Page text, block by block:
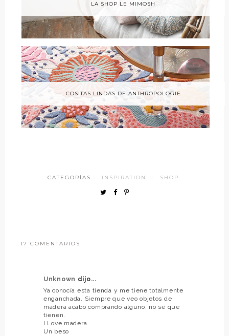
LA SHOP LE MIMOSH
COSITAS LINDAS DE ANTHROPOLOGIE
CATEGORÍAS · INSPIRATION · SHOP
17 COMENTARIOS
Unknown dijo...
Ya conocía esta tienda y me tiene totalmente
enganchada. Siempre que veo objetos de
madera acabo comprando alguno, no se que
tienen.
I Love madera.
Un beso